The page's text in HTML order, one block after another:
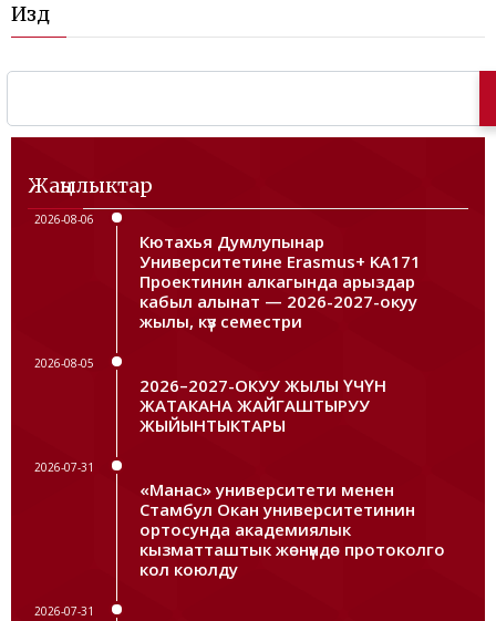
Издөө
Жаңылыктар
2026-08-06
Кютахья Думлупынар
Университетине Erasmus+ KA171
Проектинин алкагында арыздар
кабыл алынат — 2026-2027-окуу
жылы, күз семестри
2026-08-05
2026–2027-ОКУУ ЖЫЛЫ ҮЧҮН
ЖАТАКАНА ЖАЙГАШТЫРУУ
ЖЫЙЫНТЫКТАРЫ
2026-07-31
«Манас» университети менен
Стамбул Окан университетинин
ортосунда академиялык
кызматташтык жөнүндө протоколго
кол коюлду
2026-07-31